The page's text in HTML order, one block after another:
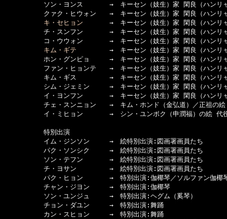
ソン・ヨンス　　　　→　キーセン（妓生）家 閑良（ハンリャ
クァク・ヒウォン　　→　キーセン（妓生）家 閑良（ハンリャ
キ・セヒョン →　キーセン（妓生）家 閑良（ハンリャ
チ・スンフン　　　　→　キーセン（妓生）家 閑良（ハンリャ
コ・ウウォン　　　　→　キーセン（妓生）家 閑良（ハンリャ
キム・ギテ →　キーセン（妓生）家 閑良（ハンリャ
ホン・グンピョ　　　→　キーセン（妓生）家 閑良（ハンリャ
ファン・ヒョンテ　　→　キーセン（妓生）家 閑良（ハンリャ
キム・ギス　　　　　→　キーセン（妓生）家 閑良（ハンリャ
シム・ジェミン　　　→　キーセン（妓生）家 閑良（ハンリャ
イ・ヨンフン　　　　→　キーセン（妓生）家 閑良（ハンリャ
チェ・スンニョン　　→　キム・ホンド（金弘道）／正祖の絵
イ・ミヒョン　　　　→　シン・ユンボク（申潤福）の絵 代
特別出演
イム・ジンソン　　　→　絵特別出演:図画署画員たち
パク・ソンシク　　　→　絵特別出演:図画署画員たち
ソン・テフン　　　　→　絵特別出演:図画署画員たち
チ・ヨサン　　　　　→　絵特別出演:図画署画員たち
パク・ヒョン　　　　→　特別出演:伽椰琴／ソルファン伽椰琴
チャン・ジヨン　　　→　特別出演:伽椰琴
ソン・ユンジュ　　　→　特別出演:ヘグム（奚琴）
チョン・ダユン　　　→　特別出演:舞踊
カン・スヒョン　　　→　特別出演:舞踊